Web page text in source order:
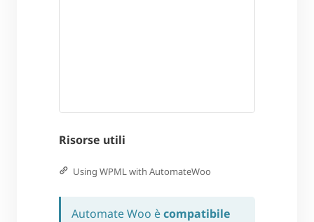
Risorse utili
Using WPML with AutomateWoo
Automate Woo ècompatibile